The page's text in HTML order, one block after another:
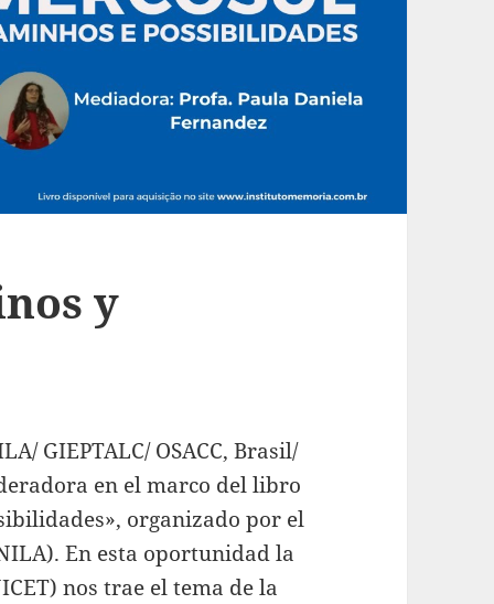
y
GIEPTALC/ OSACC, Brasil/
en el marco del libro
organizado por el
En esta oportunidad la
nos trae el tema de la